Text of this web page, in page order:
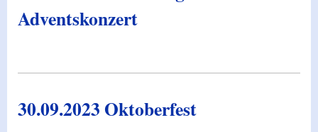
Adventskonzert
30.09.2023 Oktoberfest